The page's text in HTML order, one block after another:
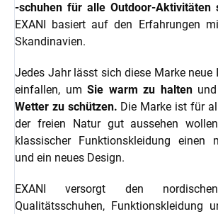
-schuhen für alle Outdoor-Aktivitäten
EXANI basiert auf den Erfahrungen
Skandinavien.
Jedes Jahr lässt sich diese Marke neue
einfallen, um Sie warm zu halten und
Wetter zu schützen. Die Marke ist für
der freien Natur gut aussehen
klassischer Funktionskleidung einen
und ein neues Design.
EXANI versorgt den
Qualitätsschuhen, Funktionskleidung